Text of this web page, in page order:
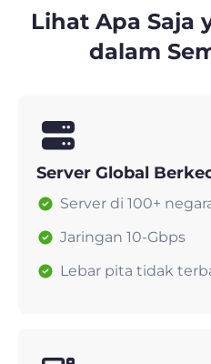
Lihat Apa Saja
dalam
Server Global
Server di 100+
Jaringan 10-Gbps
Lebar pita tidak